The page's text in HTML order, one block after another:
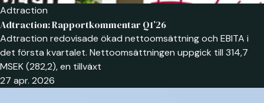
Adtraction
Adtraction: Rapportkommentar Q1’26
Adtraction redovisade ökad nettoomsättning och EBITA i
det första kvartalet. Nettoomsättningen uppgick till 314,7
MSEK (282,2), en tillväxt
27 apr. 2026